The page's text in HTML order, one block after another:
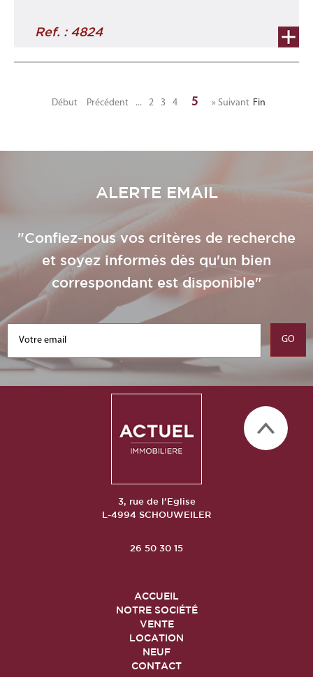
Ref. : 4824
Début Précédent ... 2 3 4 5 » Suivant Fin
ALERTE EMAIL
"Confiez-nous vos critères de recherche
et soyez informés dès qu'un bien
correspondant est disponible"
3, rue de l'Eglise
L-4994 SCHOUWEILER
26 50 30 15
ACCUEIL
NOTRE SOCIÉTÉ
VENTE
LOCATION
NEUF
CONTACT